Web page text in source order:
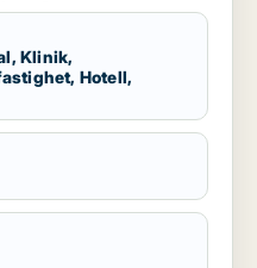
Klinik,
Hotell,